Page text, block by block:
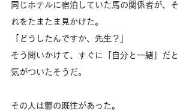
同じホテルに宿泊していた馬の関係者が、そ
れをたまたま見かけた。
「どうしたんですか、先生？」
そう問いかけて、すぐに「自分と一緒」だと
気がついたそうだ。
その人は鬱の既往があった。